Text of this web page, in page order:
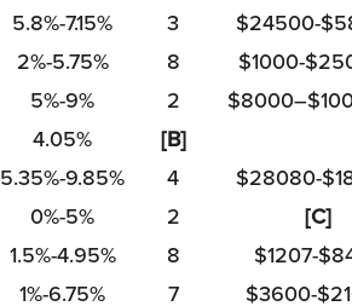
5.8%-7.15% 3
$24500-
2%-5.75% 8
$1000-
5%-9% 2
4.05%
[B]
5.35%-9.85% 4
$28080-
0%-5% 2
[C]
1.5%-4.95% 8
$1207-
1%-6.75% 7
$3600-